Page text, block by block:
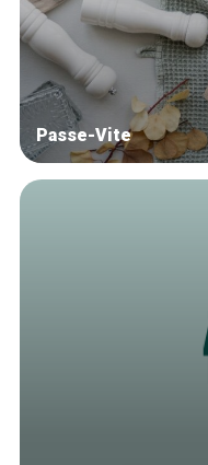
Passe-Vite